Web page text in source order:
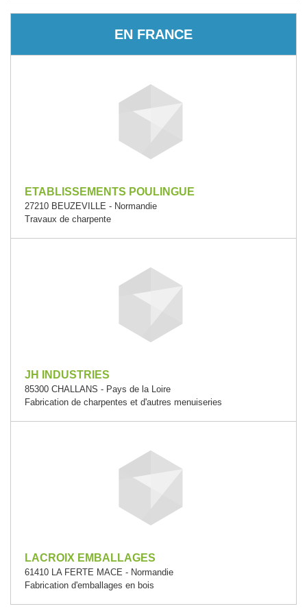
EN FRANCE
ETABLISSEMENTS POULINGUE
27210 BEUZEVILLE - Normandie
Travaux de charpente
JH INDUSTRIES
85300 CHALLANS - Pays de la Loire
Fabrication de charpentes et d'autres menuiseries
LACROIX EMBALLAGES
61410 LA FERTE MACE - Normandie
Fabrication d'emballages en bois